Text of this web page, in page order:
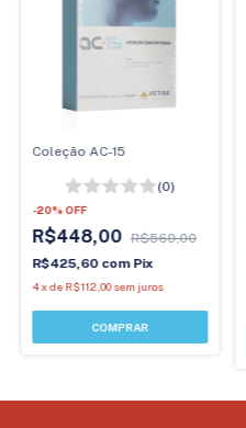
Coleção AC-15
(0)
-20%OFF
R$448,00 R$560,00
R$425,60 com Pix
4xdeR$112,00 sem juros